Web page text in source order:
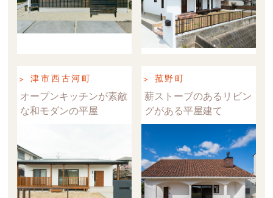
津市西古河町
オープンキッチンが素敵
な和モダンの平屋
菰野町
薪ストーブのあるリビン
グがある平屋建て